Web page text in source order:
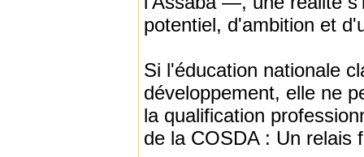
potentiel, d'ambition et
Si l'éducation nationale
développement, elle ne
la qualification
de la COSDA : Un relais